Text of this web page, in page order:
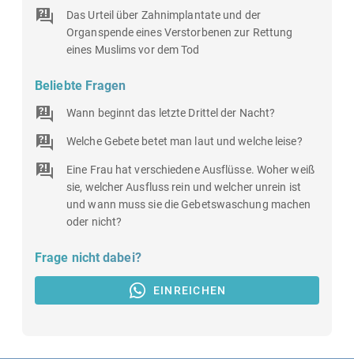
Das Urteil über Zahnimplantate und der
Organspende eines Verstorbenen zur Rettung
eines Muslims vor dem Tod
Beliebte Fragen
Wann beginnt das letzte Drittel der Nacht?
Welche Gebete betet man laut und welche leise?
Eine Frau hat verschiedene Ausflüsse. Woher weiß
sie, welcher Ausfluss rein und welcher unrein ist
und wann muss sie die Gebetswaschung machen
oder nicht?
Frage nicht dabei?
EINREICHEN